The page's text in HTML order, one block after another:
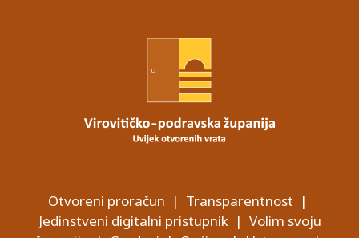
Otvoreni proračun | Transparentnost |
Jedinstveni digitalni pristupnik | Volim svoju